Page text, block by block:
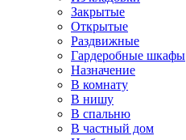
Закрытые
Открытые
Раздвижные
Гардеробные шкафы
Назначение
В комнату
В нишу
В спальню
В частный дом